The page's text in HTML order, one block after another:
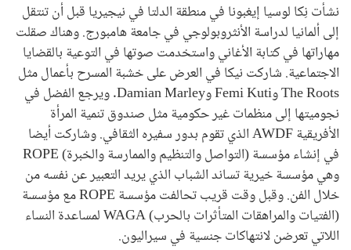
نشأت نِكا لوسيا إيغبونا في منطقة الدلتا في نيجيريا قبل أن تنتقل
إلى ألمانيا لدراسة الأنثروبولوجي في جامعة هامبورج. وهناك صقلت
مهاراتها في كتابة الأغاني واستخدمت صوتها في التوعية بالقضايا
الاجتماعية. شاركت نيكا في العرض على خشبة المسرح بأعمال مثل
The Roots وFemi Kuti وDamian Marley. ويرجع الفضل في
نجوميتها إلى منظمات غير حكومية مثل صندوق تنمية المرأة
الأفريقية AWDF الذي تقوم بدور سفيره الثقافي. وشاركت أيضا
في إنشاء مؤسسة (التواصل والتنظيم والممارسة والخبرة) ROPE
وهي مؤسسة خيرية تساند الشباب الذي يريد التعبير عن نفسه من
خلال الفن. وقبل وقت قريب تحالفت مؤسسة ROPE مع مؤسسة
(الفتيات والمراهقات المتأثرات بالحرب) WAGA لمساعدة النساء
اللاتي تعرضن لانتهاكات جنسية في سيراليون.